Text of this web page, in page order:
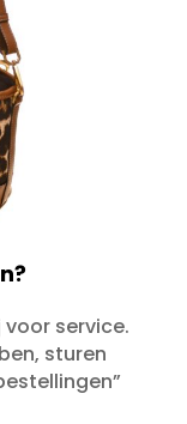
service.
sturen